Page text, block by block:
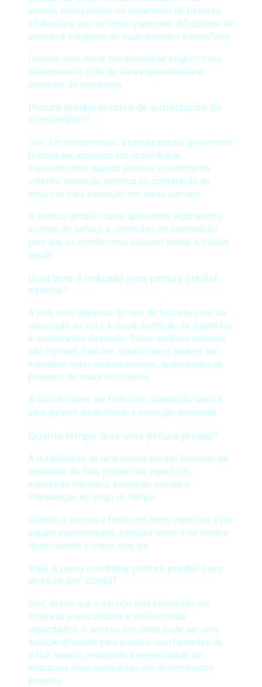
estado, necessidade de tratamento de fissuras,
infiltrações, uso de tintas especiais, dificuldade de
acesso e exigência de equipamentos específicos.
Prédios com maior complexidade exigem mais
planejamento, mão de obra especializada e
cuidados de segurança.
Pintura predial precisa de autorização do
condomínio?
Sim. Em condomínios, a pintura predial geralmente
precisa ser aprovada em assembleia,
especialmente quando envolve investimento
coletivo, alteração estética ou contratação de
empresa para execução em áreas comuns.
O síndico também deve apresentar orçamentos,
escopo de serviço e condições de contratação
para que os condôminos possam avaliar a melhor
opção.
Qual tinta é indicada para pintura predial
externa?
A tinta ideal depende do tipo de fachada, nível de
exposição ao sol e à chuva, condição da superfície
e acabamento desejado. Tintas acrílicas externas
são comuns, mas em alguns casos podem ser
indicadas tintas emborrachadas, texturizadas ou
produtos de maior resistência.
A escolha deve ser feita com orientação técnica
para garantir durabilidade e proteção adequada.
Quanto tempo dura uma pintura predial?
A durabilidade de uma pintura predial depende da
qualidade da tinta, preparo da superfície,
exposição climática, execução correta e
manutenção ao longo do tempo.
Quando o serviço é feito com bons materiais e por
equipe especializada, a pintura tende a ter melhor
desempenho e maior vida útil.
Vale a pena contratar pintura predial com
acesso por corda?
Sim, desde que o serviço seja executado por
empresa especializada e profissionais
capacitados. O acesso por corda pode ser uma
solução eficiente para prédios com fachadas de
difícil acesso, reduzindo a necessidade de
estruturas mais complexas em determinados
projetos.